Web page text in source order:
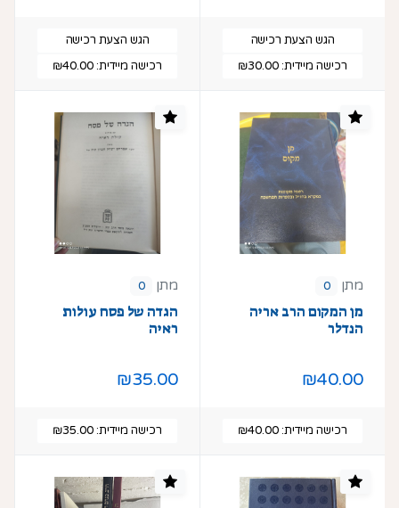
הגש הצעת רכישה
רכישה מיידית:₪30.00
הגש הצעת רכישה
רכישה מיידית:₪40.00
מתן 0
מן המקום הרב אריה
הנדלר
₪40.00
רכישה מיידית:₪40.00
מתן 0
הגדה של פסח עולות
ראיה
₪35.00
רכישה מיידית:₪35.00